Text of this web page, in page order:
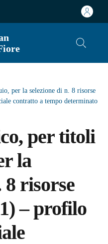
per la selezione di n. 8 risorse
contratto a tempo determinato
per titoli
la
8 risorse
– profilo